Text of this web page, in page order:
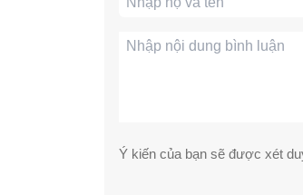
Ý kiến của bạn sẽ được xét